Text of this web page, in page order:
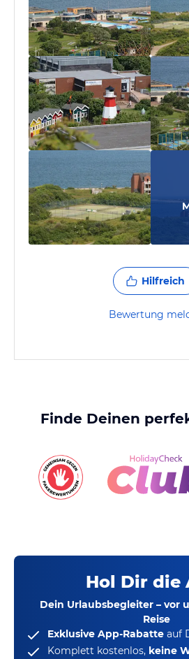
Hilfreich
Bewertung
Finde Deinen
Hol Dir die
Dein Urlaubsbegleiter – vor
Reise
Exklusive App-Rabatte auf
Komplett kostenlos, keine